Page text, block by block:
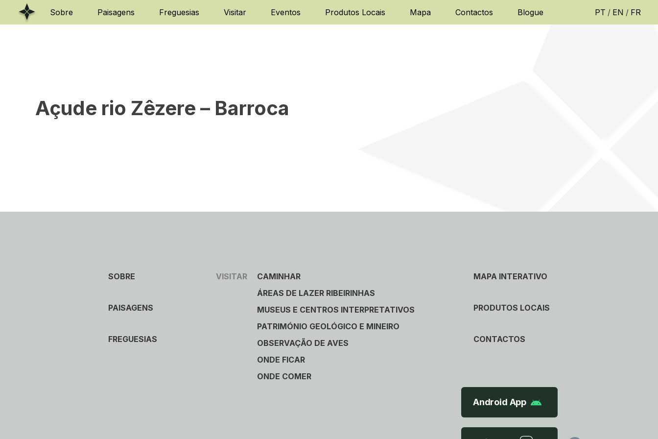
Sobre Paisagens Freguesias Visitar Eventos Produtos Locais Mapa Contactos Blogue PT / EN / FR
Açude rio Zêzere – Barroca
SOBRE
PAISAGENS
FREGUESIAS
VISITAR
CAMINHAR
ÁREAS DE LAZER RIBEIRINHAS
MUSEUS E CENTROS INTERPRETATIVOS
PATRIMÓNIO GEOLÓGICO E MINEIRO
OBSERVAÇÃO DE AVES
ONDE FICAR
ONDE COMER
MAPA INTERATIVO
PRODUTOS LOCAIS
CONTACTOS
Android App